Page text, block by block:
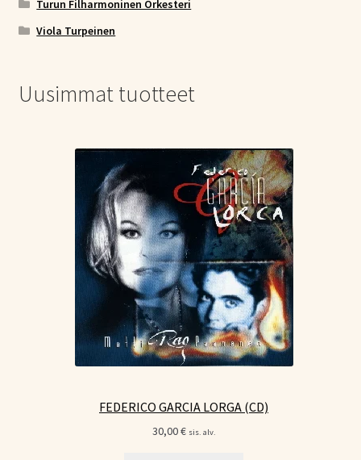
Turun Filharmoninen Orkesteri
Viola Turpeinen
Uusimmat tuotteet
FEDERICO GARCIA LORGA (CD)
30,00€ sis. alv.